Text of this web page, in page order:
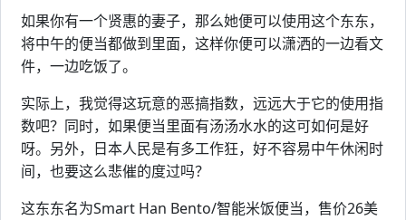
如果你有一个贤惠的妻子，那么她便可以使用这个东东，
将中午的便当都做到里面，这样你便可以潇洒的一边看文
件，一边吃饭了。
实际上，我觉得这玩意的恶搞指数，远远大于它的使用指
数吧？同时，如果便当里面有汤汤水水的这可如何是好
呀。另外，日本人民是有多工作狂，好不容易中午休闲时
间，也要这么悲催的度过吗？
这东东名为Smart Han Bento/智能米饭便当，售价26美